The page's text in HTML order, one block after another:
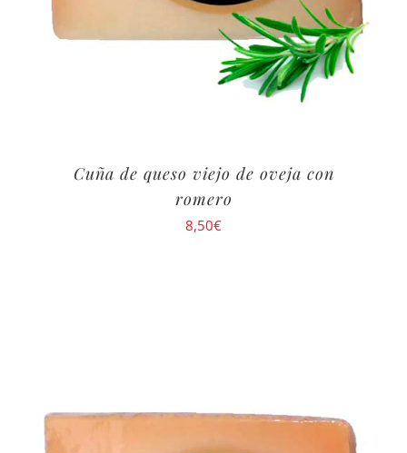
Cuña de queso viejo de oveja con
romero
8,50€